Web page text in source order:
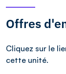
Offres
Cliquez sur le
cette unité.